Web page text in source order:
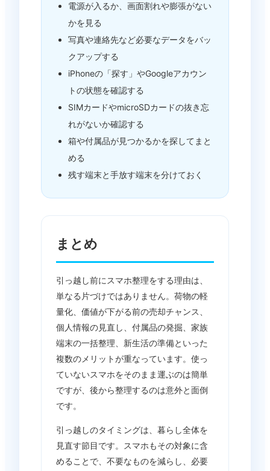
電源が入るか、画面割れや膨張がない
かを見る
写真や連絡先など必要なデータをバッ
クアップする
iPhoneの「探す」やGoogleアカウン
トの状態を確認する
SIMカードやmicroSDカードの抜き忘
れがないか確認する
箱や付属品が見つかるかを探してまと
める
残す端末と手放す端末を分けておく
まとめ
引っ越し前にスマホ整理をする理由は、
単なる片づけではありません。荷物の軽
量化、価値が下がる前の売却チャンス、
個人情報の見直し、付属品の発掘、家族
端末の一括整理、新生活の準備といった
複数のメリットが重なっています。使っ
ていないスマホをそのまま運ぶのは簡単
ですが、後から整理するのは意外と面倒
です。
引っ越しのタイミングは、暮らし全体を
見直す節目です。スマホもその対象に含
めることで、不要なものを減らし、必要